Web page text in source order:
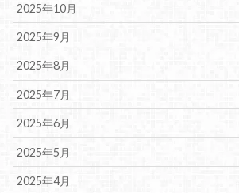
2025年10月
2025年9月
2025年8月
2025年7月
2025年6月
2025年5月
2025年4月